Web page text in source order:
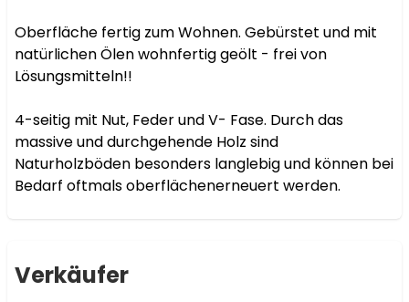
Oberfläche fertig zum Wohnen. Gebürstet und mit
natürlichen Ölen wohnfertig geölt - frei von
Lösungsmitteln!!
4-seitig mit Nut, Feder und V- Fase. Durch das
massive und durchgehende Holz sind
Naturholzböden besonders langlebig und können bei
Bedarf oftmals oberflächenerneuert werden.
Verkäufer